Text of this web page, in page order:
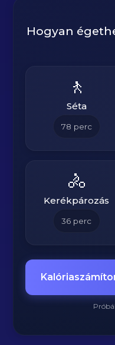
Hogyan
🚶
Séta
78 perc
🚴
Kerékpározás
36 perc